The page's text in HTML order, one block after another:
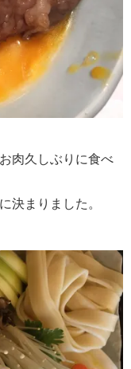
肉久しぶりに食べ
決まりました。